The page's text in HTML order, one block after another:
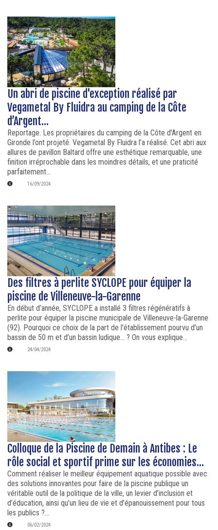
Un abri de piscine d'exception réalisé par
Vegametal By Fluidra au camping de la Côte
d’Argent...
Reportage. Les propriétaires du camping de la Côte d'Argent en
Gironde l’ont projeté. Vegametal By Fluidra l’a réalisé. Cet abri aux
allures de pavillon Baltard offre une esthétique remarquable, une
finition irréprochable dans les moindres détails, et une praticité
parfaitement...
16/09/2024
Des filtres à perlite SYCLOPE pour équiper la
piscine de Villeneuve-la-Garenne
En début d’année, SYCLOPE a installé 3 filtres régénératifs à
perlite pour équiper la piscine municipale de Villeneuve-la-Garenne
(92). Pourquoi ce choix de la part de l’établissement pourvu d’un
bassin de 50 m et d’un bassin ludique… ? On vous explique...
24/04/2024
Colloque de la Piscine de Demain à Antibes : Le
rôle social et sportif prime sur les économies...
Comment réaliser le meilleur équipement aquatique possible avec
des solutions innovantes pour faire de la piscine publique un
véritable outil de la politique de la ville, un levier d’inclusion et
d’éducation, ainsi qu’un lieu de vie et d’épanouissement pour tous
les publics ?...
06/02/2024